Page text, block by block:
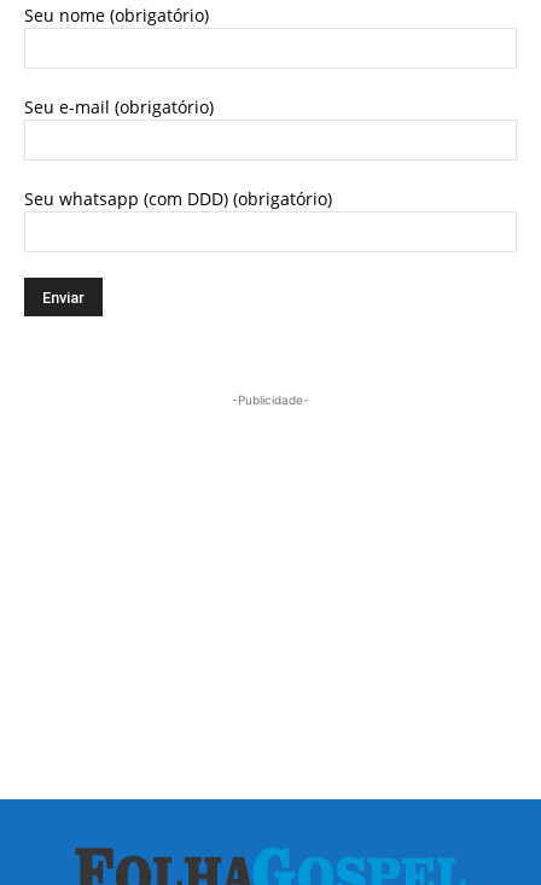
Seu nome (obrigatório)
Seu e-mail (obrigatório)
Seu whatsapp (com DDD) (obrigatório)
-Publicidade-